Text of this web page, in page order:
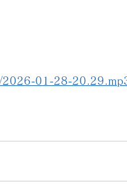
2026-01-28-